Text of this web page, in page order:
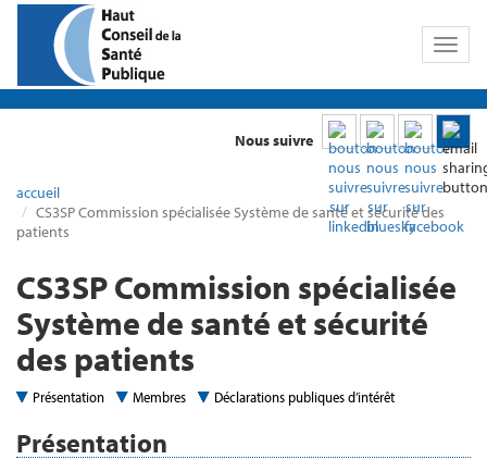
Toggle
Nous suivre
accueil
CS3SP Commission spécialisée Système de santé et sécurité des
patients
CS3SP Commission spécialisée
Système de santé et sécurité
des patients
Présentation Membres Déclarations publiques d’intérêt
Présentation